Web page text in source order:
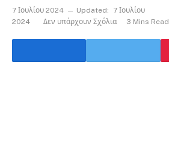
7 Ιουλίου 2024 Updated:
7 Ιουλίου
2024
Δεν υπάρχουν Σχόλια 3 Mins Read